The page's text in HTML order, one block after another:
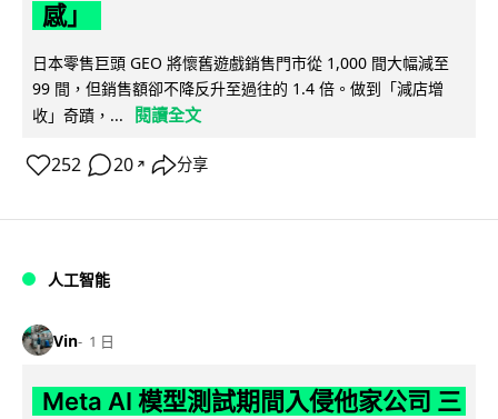
感」
日本零售巨頭 GEO 將懷舊遊戲銷售門市從 1,000 間大幅減至
99 間，但銷售額卻不降反升至過往的 1.4 倍。做到「減店增
收」奇蹟，...
閱讀全文
252 20 ↗ 分享
人工智能
Vin 1 日
Meta AI 模型測試期間入侵他家公司 三